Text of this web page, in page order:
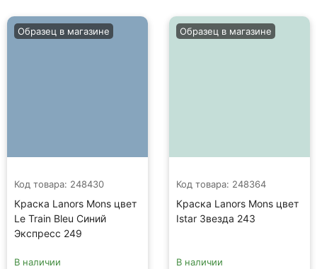
Код товара: 248430
Краска Lanors Mons цвет
Le Train Bleu Синий
Экспресс 249
Образец в магазине
В наличии
Код товара: 248364
Краска Lanors Mons цвет
Istar Звезда 243
Образец в магазине
В наличии